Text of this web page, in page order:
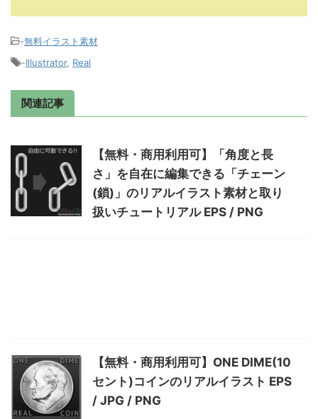
-無料イラスト素材
-Illustrator, Real
関連記事
【無料・商用利用可】「角度と長
さ」を自在に編集できる「チェーン
(鎖)」のリアルイラスト素材と取り
扱いチュートリアル EPS / PNG
【無料・商用利用可】ONE DIME(10
セント)コインのリアルイラスト EPS
/ JPG / PNG